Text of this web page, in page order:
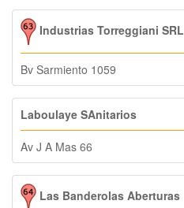
Industrias Torreggiani SRL
Bv Sarmiento 1059
Laboulaye SAnitarios
Av J A Mas 66
Las Banderolas Aberturas